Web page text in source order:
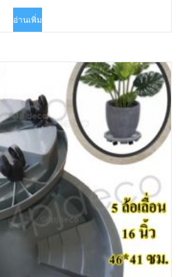
was:
฿980.00.
อ่านเพิ่ม